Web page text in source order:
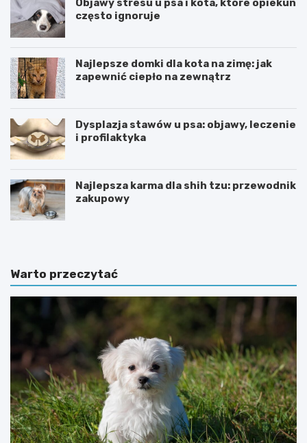
Objawy stresu u psa i kota, które opiekun
często ignoruje
Najlepsze domki dla kota na zimę: jak
zapewnić ciepło na zewnątrz
Dysplazja stawów u psa: objawy, leczenie
i profilaktyka
Najlepsza karma dla shih tzu: przewodnik
zakupowy
Warto przeczytać